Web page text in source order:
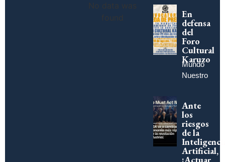
No data was
found
En
defensa
del
Foro
Cultural
Karuzo
Mundo
Nuestro
Ante
los
riesgos
de la
Artificial,